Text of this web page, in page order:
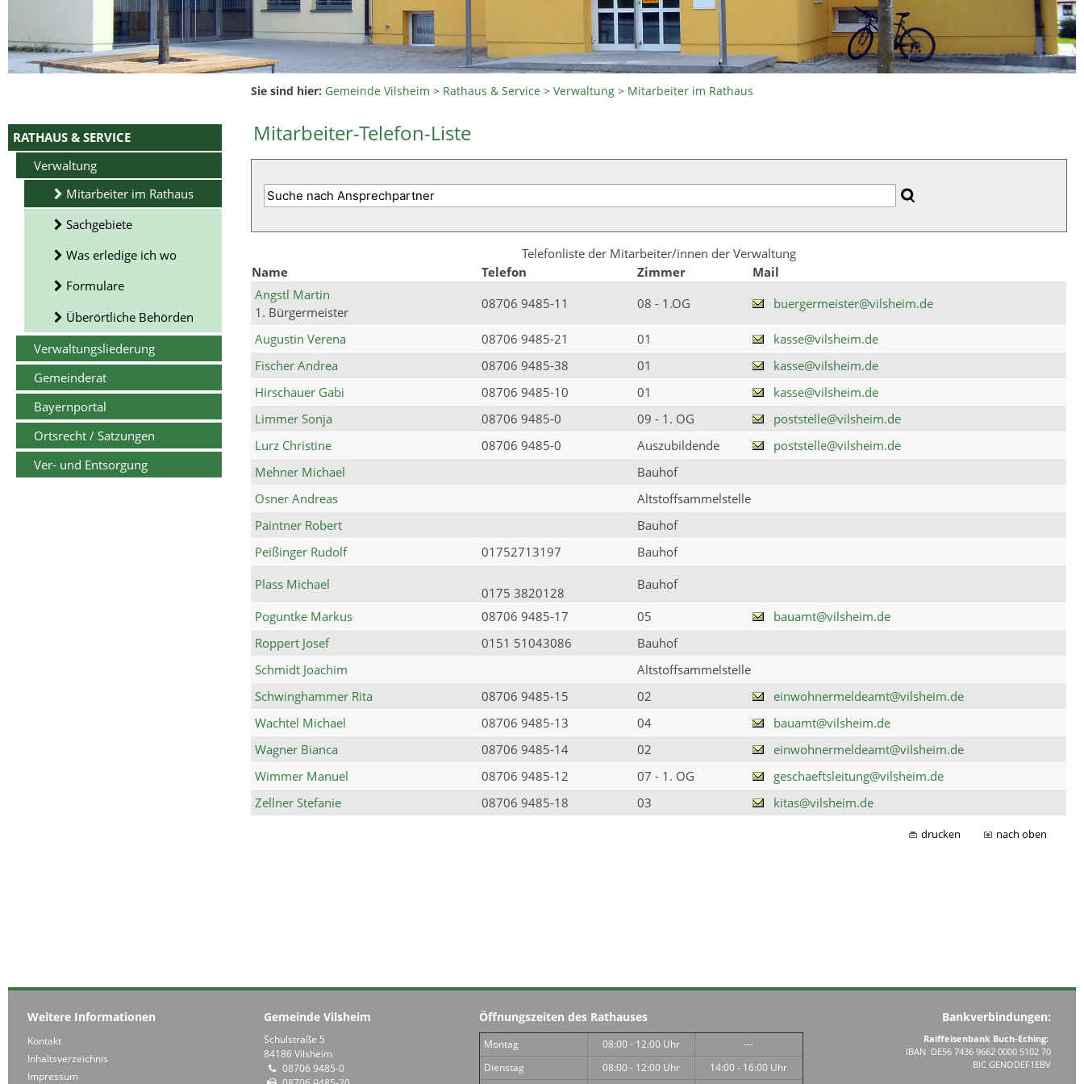
RATHAUS & SERVICE
Verwaltung
Mitarbeiter im Rathaus
Sachgebiete
Was erledige ich wo
Formulare
Überörtliche Behörden
Verwaltungsliederung
Gemeinderat
Bayernportal
Ortsrecht / Satzungen
Ver- und Entsorgung
Sie sind hier: Gemeinde Vilsheim > Rathaus & Service >Verwaltung > Mitarbeiter im Rathaus
Mitarbeiter-Telefon-Liste
Telefonliste der Mitarbeiter/innen der Verwaltung
Name
Telefon Zimmer
Mail
Angstl Martin
1. Bürgermeister
08706 9485-11 08 - 1.OG buergermeister@vilsheim.de
Augustin Verena 08706 9485-21 01
kasse@vilsheim.de
Fischer Andrea
08706 9485-38 01
kasse@vilsheim.de
Hirschauer Gabi
08706 9485-10 01
kasse@vilsheim.de
Limmer Sonja
08706 9485-0 09 - 1. OG
poststelle@vilsheim.de
Lurz Christine
08706 9485-0 Auszubildende
poststelle@vilsheim.de
Mehner Michael
Bauhof
Osner Andreas
Altstoffsammelstelle
Paintner Robert
Bauhof
Peißinger Rudolf
01752713197
Bauhof
Plass Michael
0175 3820128
Bauhof
Poguntke Markus
08706 9485-17 05
bauamt@vilsheim.de
Roppert Josef
0151 51043086
Bauhof
Schmidt Joachim
Altstoffsammelstelle
Schwinghammer Rita
08706 9485-15 02
einwohnermeldeamt@vilsheim.de
Wachtel Michael
08706 9485-13 04
bauamt@vilsheim.de
Wagner Bianca
08706 9485-14 02
einwohnermeldeamt@vilsheim.de
Wimmer Manuel
08706 9485-12 07 - 1. OG
geschaeftsleitung@vilsheim.de
Zellner Stefanie
08706 9485-18 03 kitas@vilsheim.de
drucken nach oben
Weitere Informationen
Kontakt
Inhaltsverzeichnis
Impressum
Gemeinde Vilsheim
Schulstraße 5
84186 Vilsheim
08706 9485-0
Öffnungszeiten des Rathauses
Montag 08:00 - 12:00 Uhr
---
Dienstag
08:00 - 12:00 Uhr
14:00 - 16:00 Uhr
Bankverbindungen:
Raiffeisenbank Buch-Eching:
IBAN DE56 7436 9662 0000 5102 70
BIC GENODEF1EBV